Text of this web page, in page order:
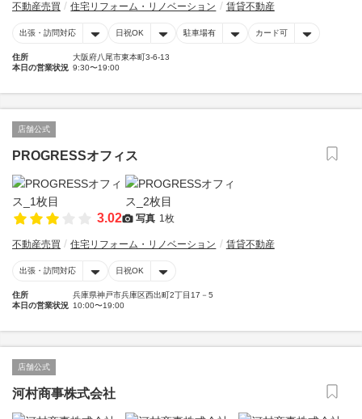
不動産売買 住宅リフォーム・リノベーション 賃貸不動産
出張・訪問対応 日祝OK 駐車場有 カード可
住所
大阪府八尾市東本町3-6-13
本日の営業状況 9:30〜19:00
店舗公式
PROGRESSオフィス
3.02 写真 1枚
不動産売買 住宅リフォーム・リノベーション 賃貸不動産
出張・訪問対応 日祝OK
住所
兵庫県神戸市兵庫区西出町2丁目17－5
本日の営業状況 10:00〜19:00
店舗公式
河村商事株式会社